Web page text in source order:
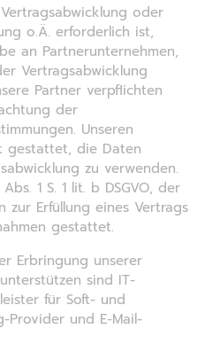
oder
o.Ä. erforderlich ist,
an Partnerunternehmen,
Vertragsabwicklung
Partner verpflichten
der
Unseren
gestattet, die Daten
zu verwenden.
1 S. 1 lit. b DSGVO, der
Erfüllung eines Vertrags
gestattet.
Erbringung unserer
sind IT-
für Soft- und
Provider und E-Mail-